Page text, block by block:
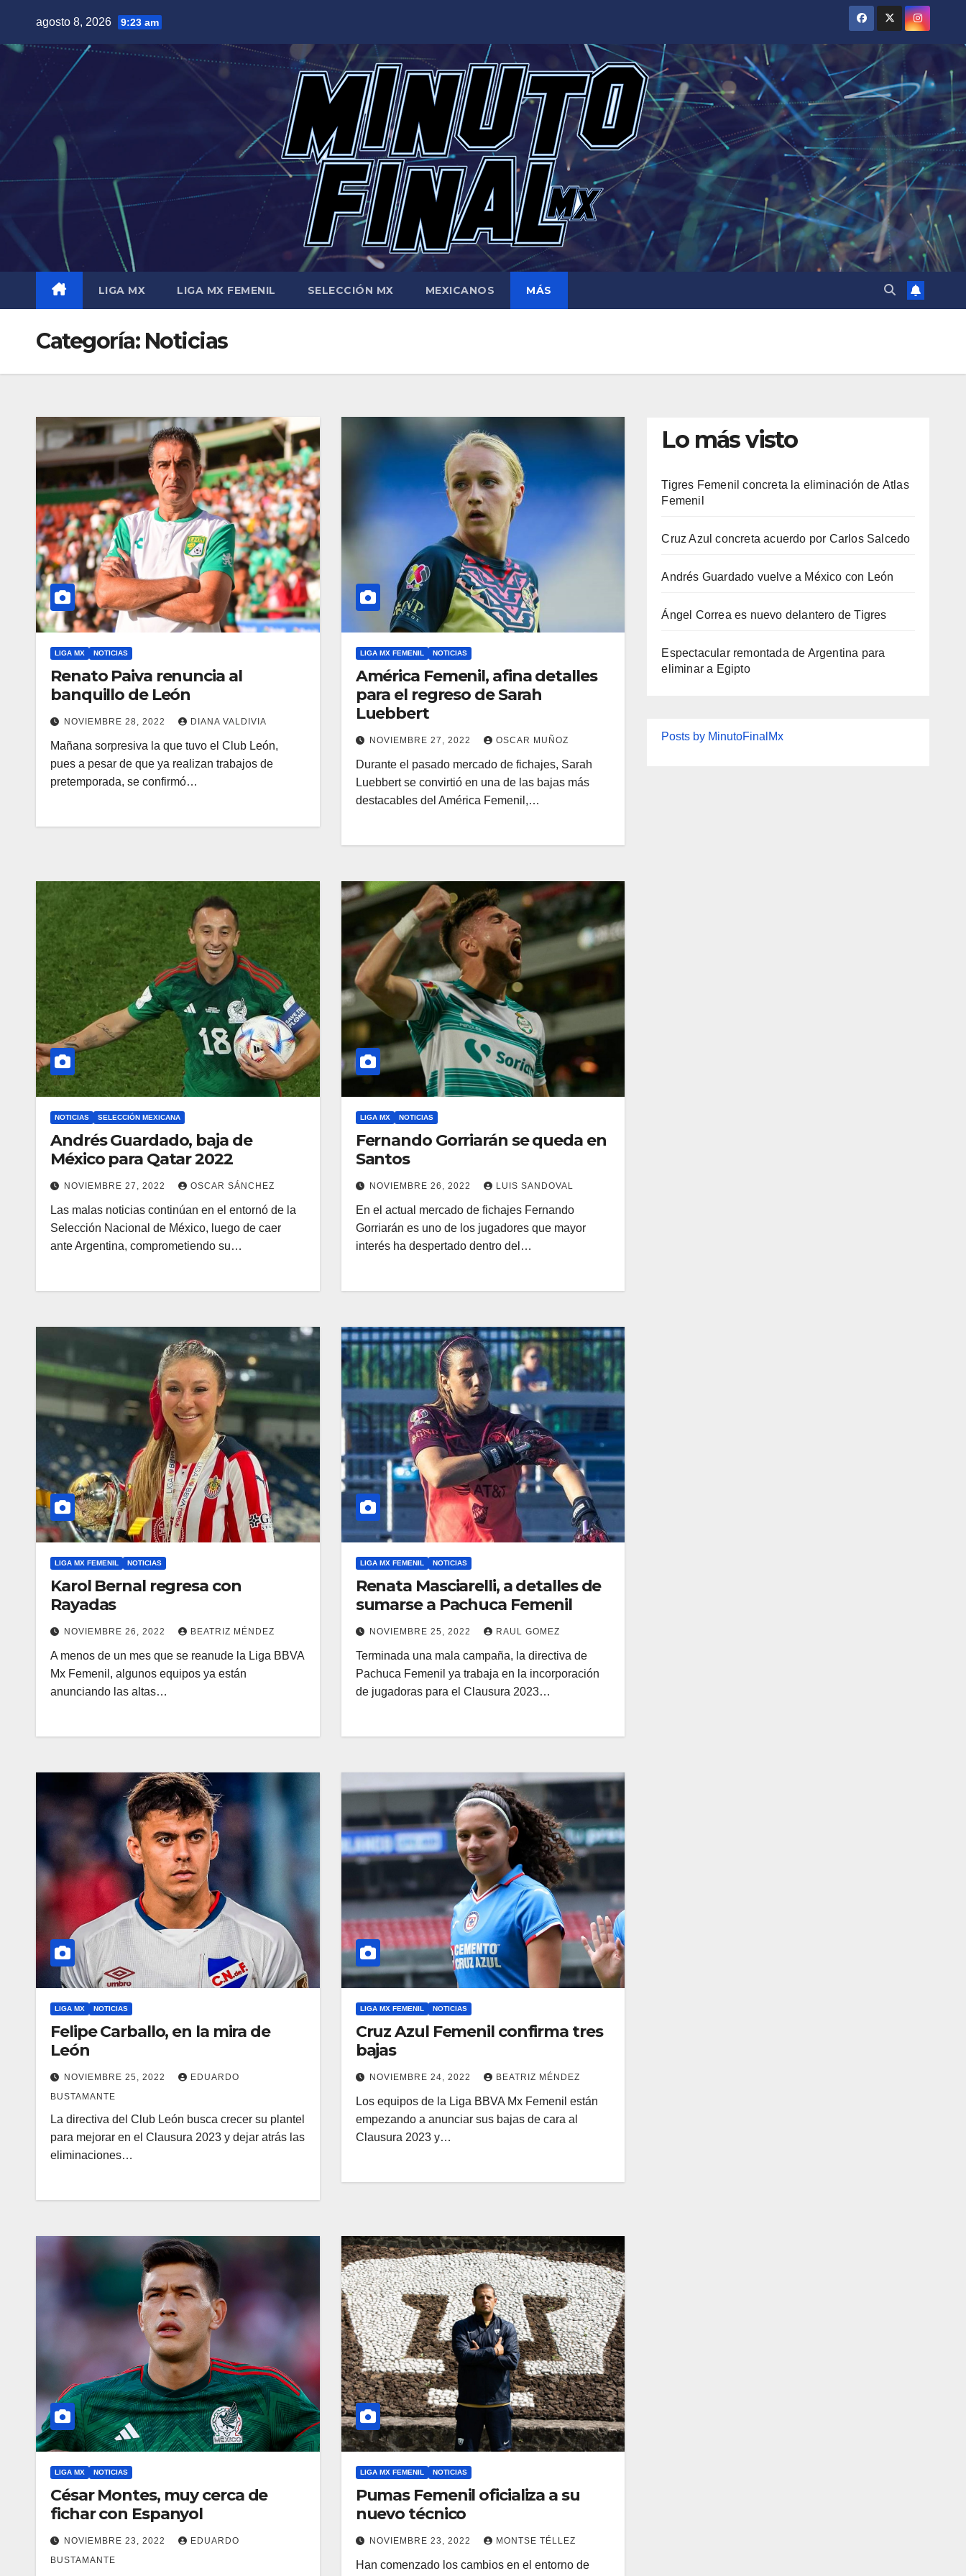
contenido
agosto 8, 2026 9:23 am
LIGA MX LIGA MX FEMENIL SELECCIÓN MX MEXICANOS MÁS
Categoría: Noticias
LIGA MX NOTICIAS
Renato Paiva renuncia al
banquillo de León
NOVIEMBRE 28, 2022 DIANA VALDIVIA
Mañana sorpresiva la que tuvo el Club León,
pues a pesar de que ya realizan trabajos de
pretemporada, se confirmó…
LIGA MX FEMENIL NOTICIAS
América Femenil, afina detalles
para el regreso de Sarah
Luebbert
NOVIEMBRE 27, 2022 OSCAR MUÑOZ
Durante el pasado mercado de fichajes, Sarah
Luebbert se convirtió en una de las bajas más
destacables del América Femenil,…
NOTICIAS SELECCIÓN MEXICANA
Andrés Guardado, baja de
México para Qatar 2022
NOVIEMBRE 27, 2022 OSCAR SÁNCHEZ
Las malas noticias continúan en el entornó de la
Selección Nacional de México, luego de caer
ante Argentina, comprometiendo su…
LIGA MX NOTICIAS
Fernando Gorriarán se queda en
Santos
NOVIEMBRE 26, 2022 LUIS SANDOVAL
En el actual mercado de fichajes Fernando
Gorriarán es uno de los jugadores que mayor
interés ha despertado dentro del…
LIGA MX FEMENIL NOTICIAS
Karol Bernal regresa con
Rayadas
NOVIEMBRE 26, 2022 BEATRIZ MÉNDEZ
A menos de un mes que se reanude la Liga BBVA
Mx Femenil, algunos equipos ya están
anunciando las altas…
LIGA MX FEMENIL NOTICIAS
Renata Masciarelli, a detalles de
sumarse a Pachuca Femenil
NOVIEMBRE 25, 2022 RAUL GOMEZ
Terminada una mala campaña, la directiva de
Pachuca Femenil ya trabaja en la incorporación
de jugadoras para el Clausura 2023…
LIGA MX NOTICIAS
Felipe Carballo, en la mira de
León
NOVIEMBRE 25, 2022
EDUARDO
BUSTAMANTE
La directiva del Club León busca crecer su plantel
para mejorar en el Clausura 2023 y dejar atrás las
eliminaciones…
LIGA MX FEMENIL NOTICIAS
Cruz Azul Femenil confirma tres
bajas
NOVIEMBRE 24, 2022 BEATRIZ MÉNDEZ
Los equipos de la Liga BBVA Mx Femenil están
empezando a anunciar sus bajas de cara al
Clausura 2023 y…
LIGA MX NOTICIAS
César Montes, muy cerca de
fichar con Espanyol
NOVIEMBRE 23, 2022
EDUARDO
BUSTAMANTE
LIGA MX FEMENIL NOTICIAS
Pumas Femenil oficializa a su
nuevo técnico
NOVIEMBRE 23, 2022 MONTSE TÉLLEZ
Han comenzado los cambios en el entorno de
Lo más visto
Tigres Femenil concreta la eliminación de Atlas
Femenil
Cruz Azul concreta acuerdo por Carlos Salcedo
Andrés Guardado vuelve a México con León
Ángel Correa es nuevo delantero de Tigres
Espectacular remontada de Argentina para
eliminar a Egipto
Posts by MinutoFinalMx